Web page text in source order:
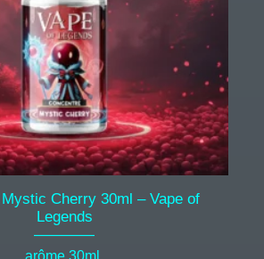
Cherry 30ml – Vape of
Legends